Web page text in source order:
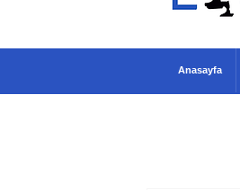
Anasayfa